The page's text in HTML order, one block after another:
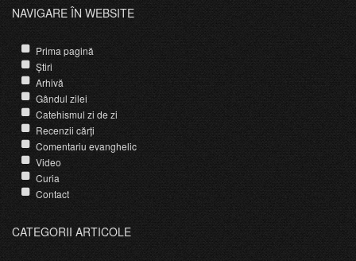
NAVIGARE ÎN WEBSITE
Prima pagină
Știri
Arhivă
Gândul zilei
Catehismul zi de zi
Recenzii cărți
Comentariu evanghelic
Video
Curia
Contact
CATEGORII ARTICOLE